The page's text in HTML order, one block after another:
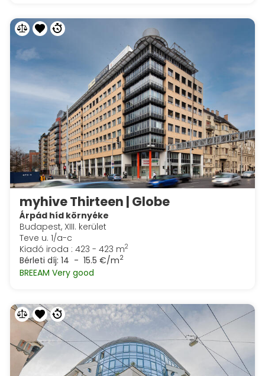
myhive Thirteen | Globe
Árpád híd környéke
Budapest, XIII. kerület
Teve u. 1/a-c
Kiadó iroda : 423 - 423 m2
Bérleti díj: 14 - 15.5 €/m2
BREEAM Very good